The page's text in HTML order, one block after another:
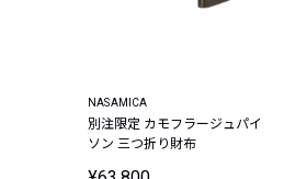
NASAMICA
別注限定 カモフラージュパイ
ソン 三つ折り財布